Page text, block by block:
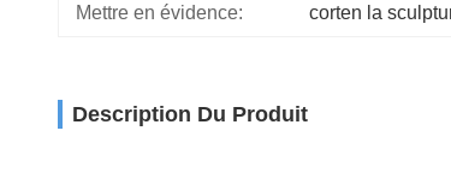
Mettre en évidence: corten la
Description Du Produit